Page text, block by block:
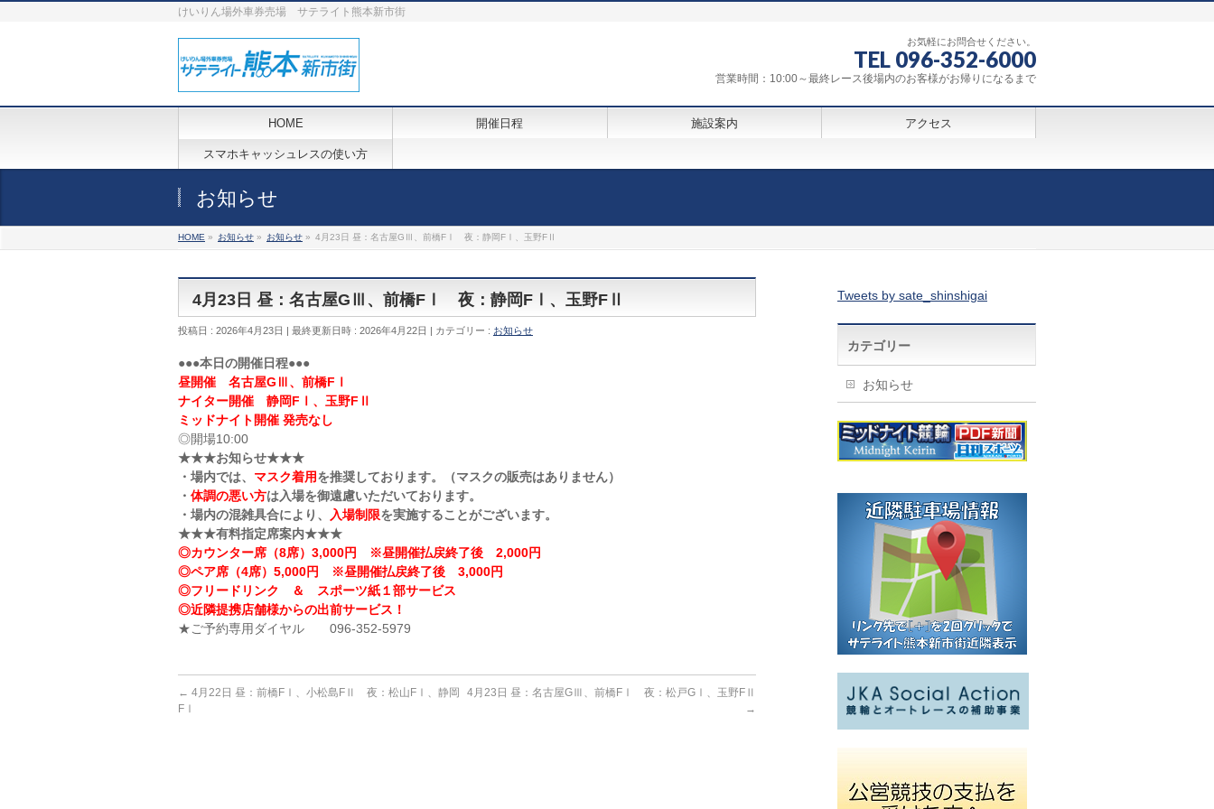
けいりん場外車券売場 サテライト熊本新市街
お気軽にお問合せください。
TEL 096-352-6000
営業時間：10:00～最終レース後場内のお客様がお帰りになるまで
HOME 開催日程 施設案内 アクセス
スマホキャッシュレスの使い方
お知らせ
HOME » お知らせ » お知らせ » 4月23日 昼：名古屋GⅢ、前橋FⅠ 夜：静岡FⅠ、玉野FⅡ
4月23日 昼：名古屋GⅢ、前橋FⅠ 夜：静岡FⅠ、玉野FⅡ
投稿日 : 2026年4月23日 最終更新日時 : 2026年4月22日 カテゴリー : お知らせ
●●●本日の開催日程●●●
昼開催 名古屋GⅢ、前橋FⅠ
ナイター開催 静岡FⅠ、玉野FⅡ
ミッドナイト開催 発売なし
◎開場10:00
★★★お知らせ★★★
・場内では、 マスク着用を推奨しております。（マスクの販売はありません）
・ 体調の悪い方は入場を御遠慮いただいております。
・場内の混雑具合により、
入場制限を実施することがございます。
★★★有料指定席案内★★★
◎カウンター席（8席）3,000円 ※昼開催払戻終了後 2,000円
◎ペア席（4席）5,000円 ※昼開催払戻終了後 3,000円
◎フリードリンク ＆ スポーツ紙１部サービス
◎近隣提携店舗様からの出前サービス！
★ご予約専用ダイヤル 096-352-5979
← 4月22日 昼：前橋FⅠ、小松島FⅡ 夜：松山FⅠ、静岡
FⅠ
4月23日 昼：名古屋GⅢ、前橋FⅠ 夜：松戸GⅠ、玉野FⅡ
→
Tweets by sate_shinshigai
カテゴリー
お知らせ